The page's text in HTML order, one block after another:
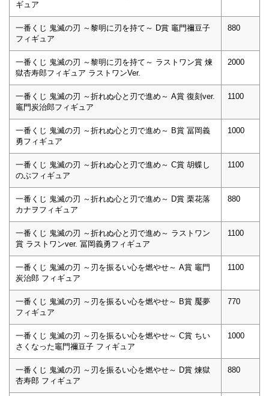
ギュア
一番くじ 鬼滅の刃 ～黎明に刃を持て～ D賞 竈門禰豆子
フィギュア
880
一番くじ 鬼滅の刃 ～黎明に刃を持て～ ラストワン賞 煉
獄杏寿郎フィギュア ラストワンVer.
2000
一番くじ 鬼滅の刃 ～折れぬ心と刃で進め～ A賞 復刻ver.
竈門炭治郎フィギュア
1100
一番くじ 鬼滅の刃 ～折れぬ心と刃で進め～ B賞 冨岡義
勇フィギュア
1000
一番くじ 鬼滅の刃 ～折れぬ心と刃で進め～ C賞 胡蝶し
のぶフィギュア
1100
一番くじ 鬼滅の刃 ～折れぬ心と刃で進め～ D賞 栗花落
カナヲフィギュア
880
一番くじ 鬼滅の刃 ～折れぬ心と刃で進め～ ラストワン
賞 ラストワンver. 冨岡義勇フィギュア
1100
一番くじ 鬼滅の刃 ～刃を振るい心を燃やせ～ A賞 竈門
炭治郎 フィギュア
1100
一番くじ 鬼滅の刃 ～刃を振るい心を燃やせ～ B賞 魘夢
フィギュア
770
一番くじ 鬼滅の刃 ～刃を振るい心を燃やせ～ C賞 ちい
さくなった竈門禰豆子 フィギュア
1000
一番くじ 鬼滅の刃 ～刃を振るい心を燃やせ～ D賞 煉獄
杏寿郎 フィギュア
880